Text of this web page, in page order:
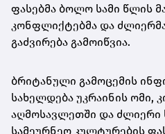
ფასებმა ბოლო სამი წლის
კონფლიქტებმა და
გაძვირება გამოიწვია.
ბრიტანული გამოცემის
სახელდება უკრაინის
აღმოსავლეთში და ძლიერი
სამეურნეო კულტურების